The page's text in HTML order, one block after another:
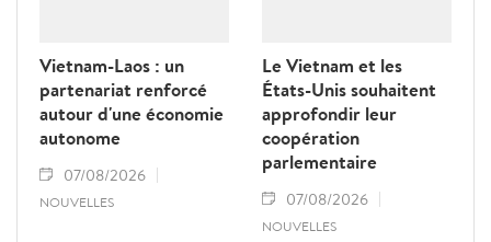
Vietnam-Laos : un
partenariat renforcé
autour d'une économie
autonome
07/08/2026
NOUVELLES
Le Vietnam et les
États-Unis souhaitent
approfondir leur
coopération
parlementaire
07/08/2026
NOUVELLES